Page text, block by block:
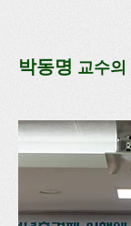
​박동명 교수의